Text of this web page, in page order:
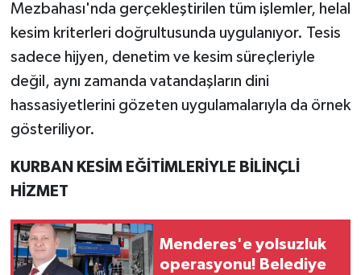
Mezbahası'nda gerçekleştirilen tüm işlemler, helal
kesim kriterleri doğrultusunda uygulanıyor. Tesis
sadece hijyen, denetim ve kesim süreçleriyle
değil, aynı zamanda vatandaşların dini
hassasiyetlerini gözeten uygulamalarıyla da örnek
gösteriliyor.
KURBAN KESİM EĞİTİMLERİYLE BİLİNÇLİ
HİZMET
Menderes'e yolsuzluk
operasyonu! Belediye